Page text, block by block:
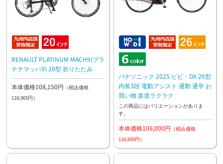
RENAULT PLATINUM MACH9(プラ
チナマッハ9) 20型 折りたたみ
本体価格108,150円 （税込価格
118,965円）
パナソニック 2025 ビビ・DX 26型
内装3段 電動アシスト 通勤 通学 お
買い物 坂道ラクラク
この商品にはバリエーションがありま
す。
本体価格106,000円 （税込価格
116,600円）